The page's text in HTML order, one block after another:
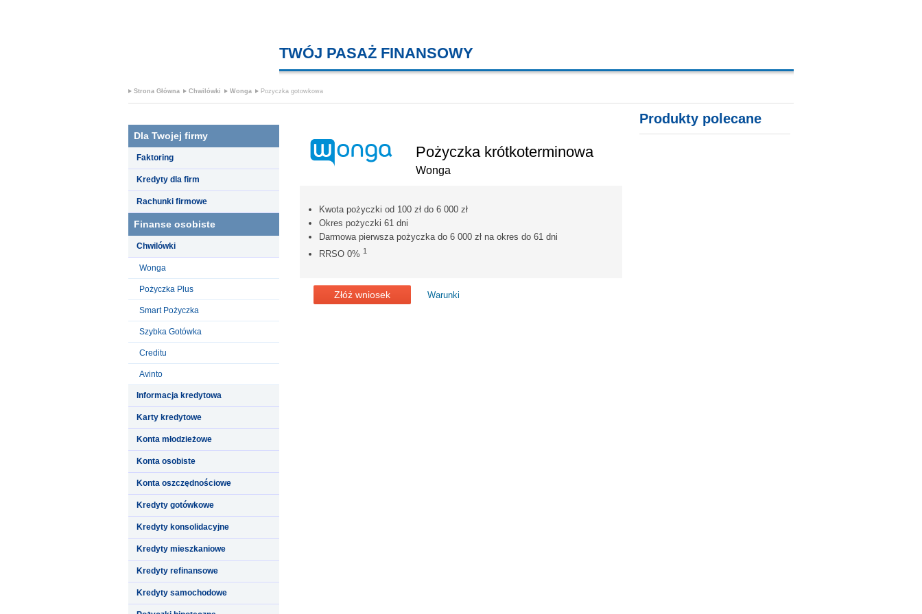
TWÓJ PASAŻ FINANSOWY
Strona Główna Chwilówki Wonga Pozyczka gotowkowa
Dla Twojej firmy
Faktoring
Kredyty dla firm
Rachunki firmowe
Finanse osobiste
Chwilówki
Wonga
Pożyczka Plus
Smart Pożyczka
Szybka Gotówka
Creditu
Avinto
Informacja kredytowa
Karty kredytowe
Konta młodzieżowe
Konta osobiste
Konta oszczędnościowe
Kredyty gotówkowe
Kredyty konsolidacyjne
Kredyty mieszkaniowe
Kredyty refinansowe
Kredyty samochodowe
Pożyczka krótkoterminowa
Wonga
Kwota pożyczki od 100 zł do 6 000 zł
Okres pożyczki 61 dni
Darmowa pierwsza pożyczka do 6 000 zł na okres do 61 dni
RRSO 0% 1
Złóż wniosek Warunki
Produkty polecane